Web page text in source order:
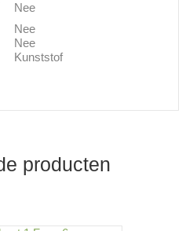
Nee
Nee
Nee
Kunststof
producten